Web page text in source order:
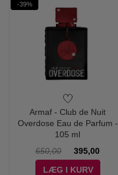
-39%
Armaf - Club de Nuit
Overdose Eau de Parfum -
105 ml
650,00
395,00
LÆG I KURV